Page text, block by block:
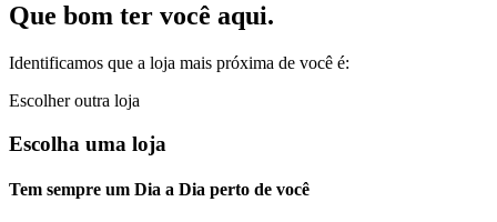
Que bom ter você aqui.
Identificamos que a loja mais próxima de você é:
Escolher outra loja
Escolha uma loja
Tem sempre um Dia a Dia perto de você